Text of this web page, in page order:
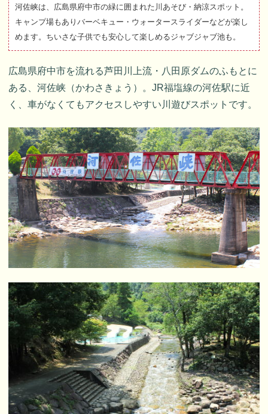
河佐峡は、広島県府中市の緑に囲まれた川あそび・納涼スポット。
キャンプ場もありバーベキュー・ウォータースライダーなどが楽し
めます。ちいさな子供でも安心して楽しめるジャブジャブ池も。
広島県府中市を流れる芦田川上流・八田原ダムのふもとに
ある、河佐峡（かわさきょう）。JR福塩線の河佐駅に近
く、車がなくてもアクセスしやすい川遊びスポットです。